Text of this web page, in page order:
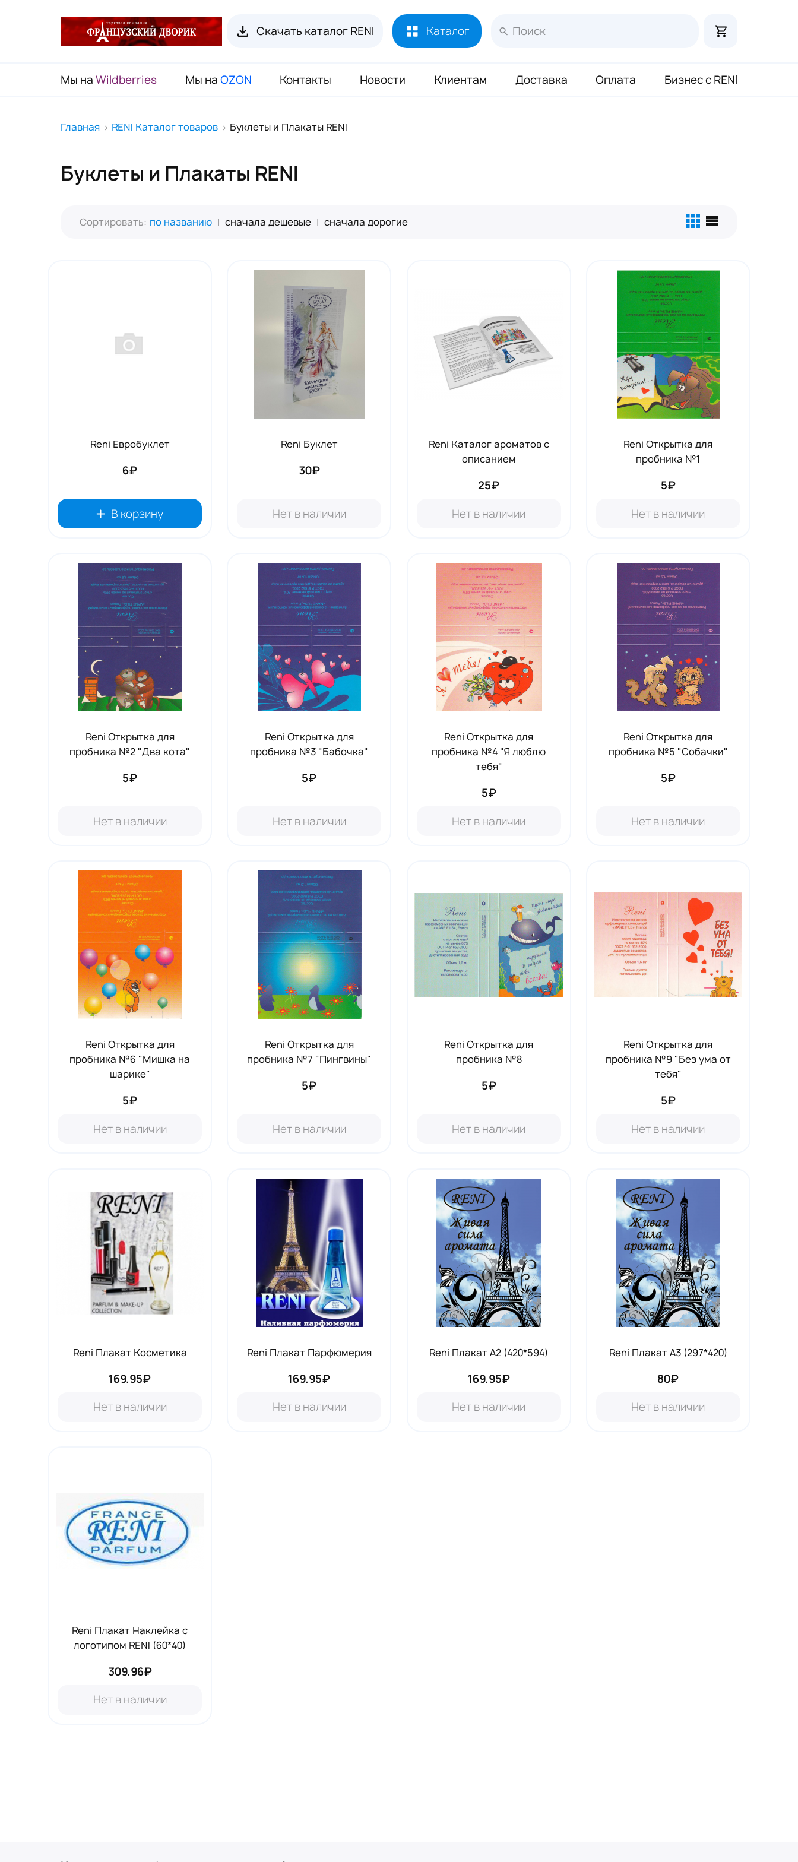
Скачать каталог RENI Каталог
Мы на Wildberries Мы на OZON Контакты Новости Клиентам Доставка Оплата Бизнес с RENI
RENI Каталог товаров
Органайзеры для пробников
(Подарочный чемодан)
Расходники и хозтовары.
Блоттеры для духов RENI
Главная RENI Каталог товаров Буклеты и Плакаты RENI
Буклеты и Плакаты RENI
Сортировать: по названию | сначала дешевые | сначала дорогие
Reni Евробуклет
6₽
В корзину
Reni Буклет
30₽
Нет в наличии
Reni Каталог ароматов с
описанием
25₽
Нет в наличии
Reni Открытка для
пробника №1
5₽
Нет в наличии
Reni Открытка для
пробника №2 "Два кота"
5₽
Нет в наличии
Reni Открытка для
пробника №3 "Бабочка"
5₽
Нет в наличии
Reni Открытка для
пробника №4 "Я люблю
тебя"
5₽
Нет в наличии
Reni Открытка для
пробника №5 "Собачки"
5₽
Нет в наличии
Reni Открытка для
пробника №6 "Мишка на
шарике"
5₽
Нет в наличии
Reni Открытка для
пробника №7 "Пингвины"
5₽
Нет в наличии
Reni Открытка для
пробника №8
5₽
Нет в наличии
Reni Открытка для
пробника №9 "Без ума от
тебя"
5₽
Нет в наличии
Reni Плакат Косметика
169.95₽
Нет в наличии
Reni Плакат Парфюмерия
169.95₽
Нет в наличии
Reni Плакат А2 (420*594)
169.95₽
Нет в наличии
Reni Плакат А3 (297*420)
80₽
Нет в наличии
Reni Плакат Наклейка с
логотипом RENI (60*40)
309.96₽
Нет в наличии